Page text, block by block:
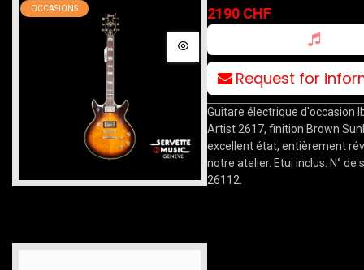
OCCASIONS
Sunburst
2190 CHF
Request for
Guitare électrique d'occasion
Artist 2617, finition Brown
excellent état, entièrement
notre atelier. Etui inclus. N° de
26112.